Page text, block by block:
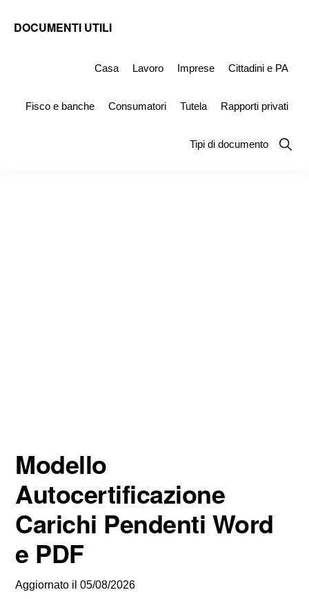
DOCUMENTI UTILI
Simile
Casa Lavoro Imprese Cittadini e PA
Fisco e banche Consumatori Tutela Rapporti privati
Tipi di documento
Show
Modello
Autocertificazione
Carichi Pendenti Word
e PDF
Aggiornato il05/08/2026